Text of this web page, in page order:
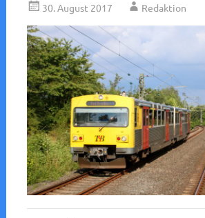
30. August 2017 Redaktion